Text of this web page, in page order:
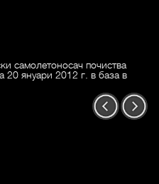
самолетоносач почиства
20 януари 2012 г. в база в